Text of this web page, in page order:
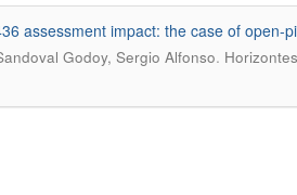
assessment impact: the case of open-
Godoy, Sergio Alfonso.